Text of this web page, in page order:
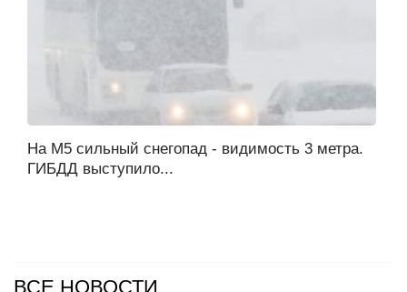
На М5 сильный снегопад - видимость 3 метра.
ГИБДД выступило...
ВСЕ НОВОСТИ